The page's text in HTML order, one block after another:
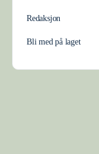
Redaksjon
Bli med på laget